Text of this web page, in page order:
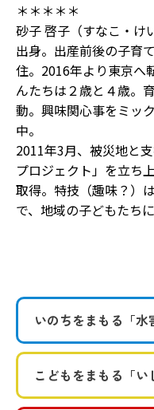
＊＊＊＊＊
砂子 啓子（すなこ・
出身。出産前後の子育
住。2016年より東京へ
んたちは２歳と４歳。
動。興味関心事をミッ
中。
2011年3月、被災地と
プロジェクト」を立ち
取得。特技（趣味？）
で、地域の子どもたち
いのちをまもる 「
こどもをまもる 「